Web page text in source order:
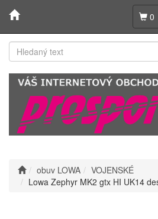
0
obuv LOWA
VOJENSKÉ
Lowa Zephyr MK2 gtx HI UK14